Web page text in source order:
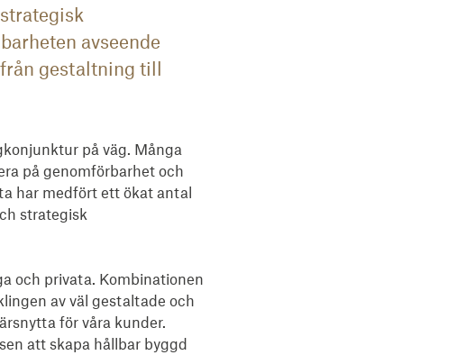
avseende
gestaltning till
på väg. Många
på genomförbarhet och
har medfört ett ökat antal
strategisk
och privata. Kombinationen
av väl gestaltade och
för våra kunder.
att skapa hållbar byggd